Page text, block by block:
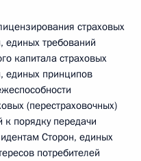
страховых
единых требований
капитала страховых
единых принципов
(перестраховочных)
порядку передачи
Сторон, единых
потребителей